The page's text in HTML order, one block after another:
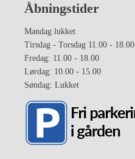
Åbningstider
Mandag lukket
Tirsdag - Torsdag 11.00 - 18.00
Fredag: 11.00 - 18.00
Lørdag: 10.00 - 15.00
Søndag: Lukket